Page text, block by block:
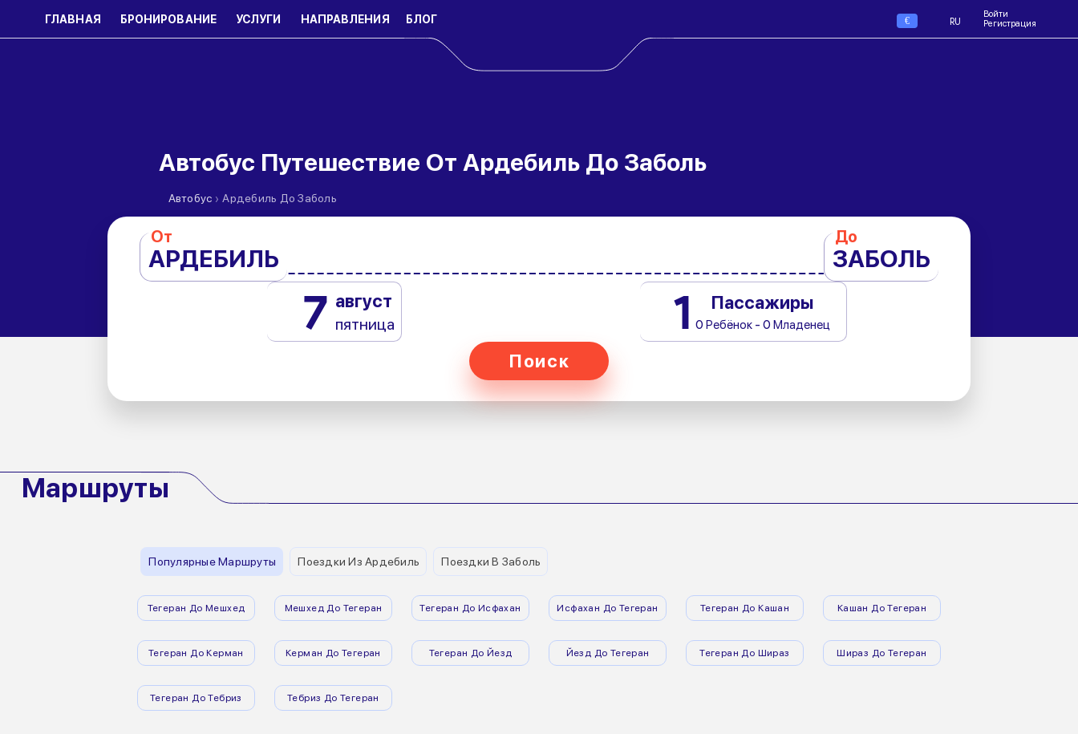
ГЛАВНАЯ БРОНИРОВАНИЕ УСЛУГИ НАПРАВЛЕНИЯ БЛОГ € RU
Войти
Регистрация
Автобус Путешествие От Ардебиль До Заболь
Автобус › Ардебиль До Заболь
От
АРДЕБИЛЬ
До
ЗАБОЛЬ
7 август
пятница 1 Пассажиры
0 Ребёнок - 0 Младенец
Поиск
Маршруты
Популярные Маршруты Поездки Из Ардебиль Поездки В Заболь
Тегеран До Мешхед Мешхед До Тегеран Тегеран До Исфахан Исфахан До Тегеран Тегеран До Кашан Кашан До Тегеран
Тегеран До Керман Керман До Тегеран Тегеран До Йезд Йезд До Тегеран Тегеран До Шираз Шираз До Тегеран
Тегеран До Тебриз Тебриз До Тегеран